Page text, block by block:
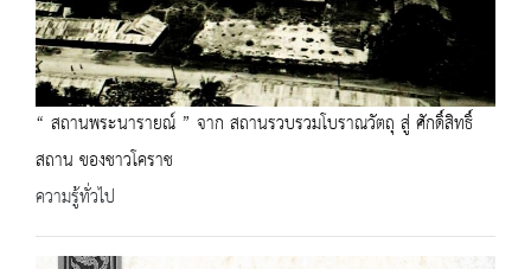
“ สถานพระนารายณ์ ” จาก สถานรวบรวมโบราณวัตถุ สู่ ศักดิ์สิทธิ์
สถาน ของชาวโคราช
ความรู้ทั่วไป